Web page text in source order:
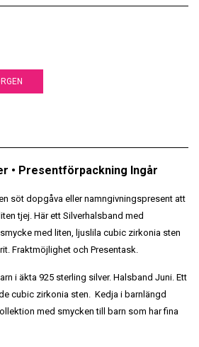
• Presentförpackning Ingår
söt dopgåva eller namngivningspresent att
tjej. Här ett Silverhalsband med
med liten, ljuslila cubic zirkonia sten
Fraktmöjlighet och Presentask.
i äkta 925 sterling silver. Halsband Juni. Ett
cubic zirkonia sten. Kedja i barnlängd
med smycken till barn som har fina